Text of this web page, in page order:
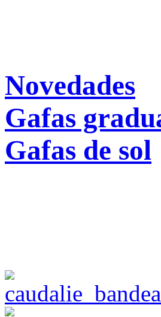
Novedades
Gafas
Gafas de sol